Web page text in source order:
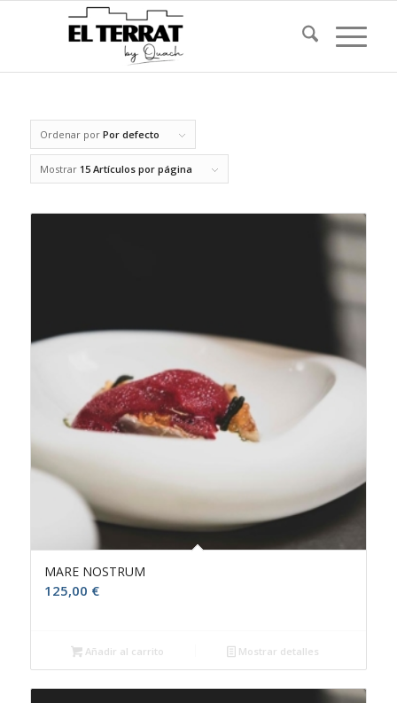
Ordenar por Por defecto
Mostrar 15 Artículos por página
MARE NOSTRUM
125,00 €
Añadir al carrito Mostrar detalles